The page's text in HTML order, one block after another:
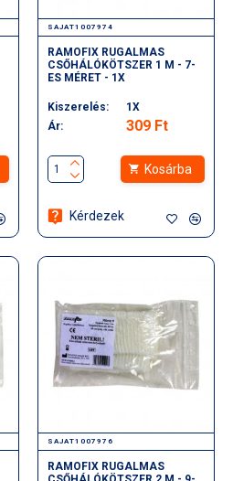
SAJAT1007974
RAMOFIX RUGALMAS
CSŐHÁLÓKÖTSZER 1 M - 7-
ES MÉRET - 1X
Kiszerelés:
1X
Ár:
309 Ft
Kosárba
Kérdezek
SAJAT1007976
RAMOFIX RUGALMAS